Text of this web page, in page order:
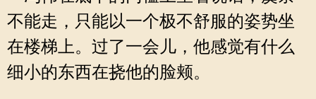
不能走，只能以一个极不舒服的姿势坐
在楼梯上。过了一会儿，他感觉有什么
细小的东西在挠他的脸颊。